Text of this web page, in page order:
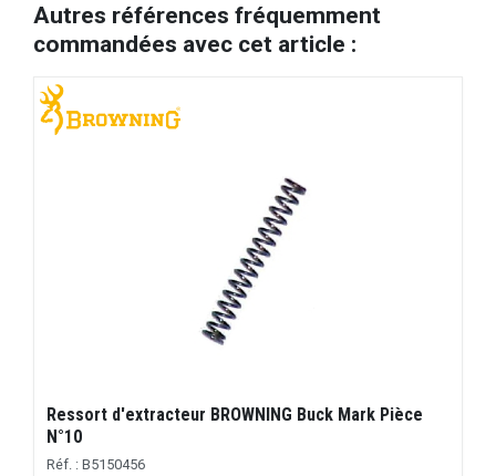
Autres références fréquemment
commandées avec cet article :
Ressort d'extracteur BROWNING Buck Mark Pièce
N°10
Réf. : B5150456